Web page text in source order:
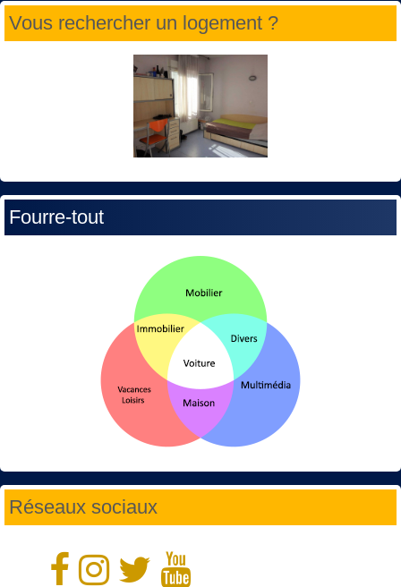
Vous rechercher un logement ?
Fourre-tout
Réseaux sociaux